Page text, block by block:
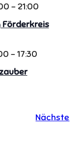
-21:00
-17:30
Nächste